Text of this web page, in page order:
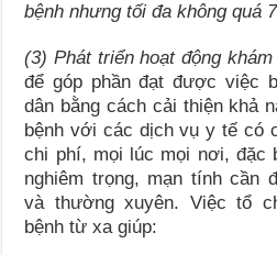
bệnh nhưng tối đa không quá
(3) Phát triển hoạt động
để góp phần đạt được việc
dân bằng cách cải thiện khả
bệnh với các dịch vụ y tế có
chi phí, mọi lúc mọi nơi, đặc
nghiêm trọng, mạn tính cần
và thường xuyên. Việc tổ
bệnh từ xa giúp: